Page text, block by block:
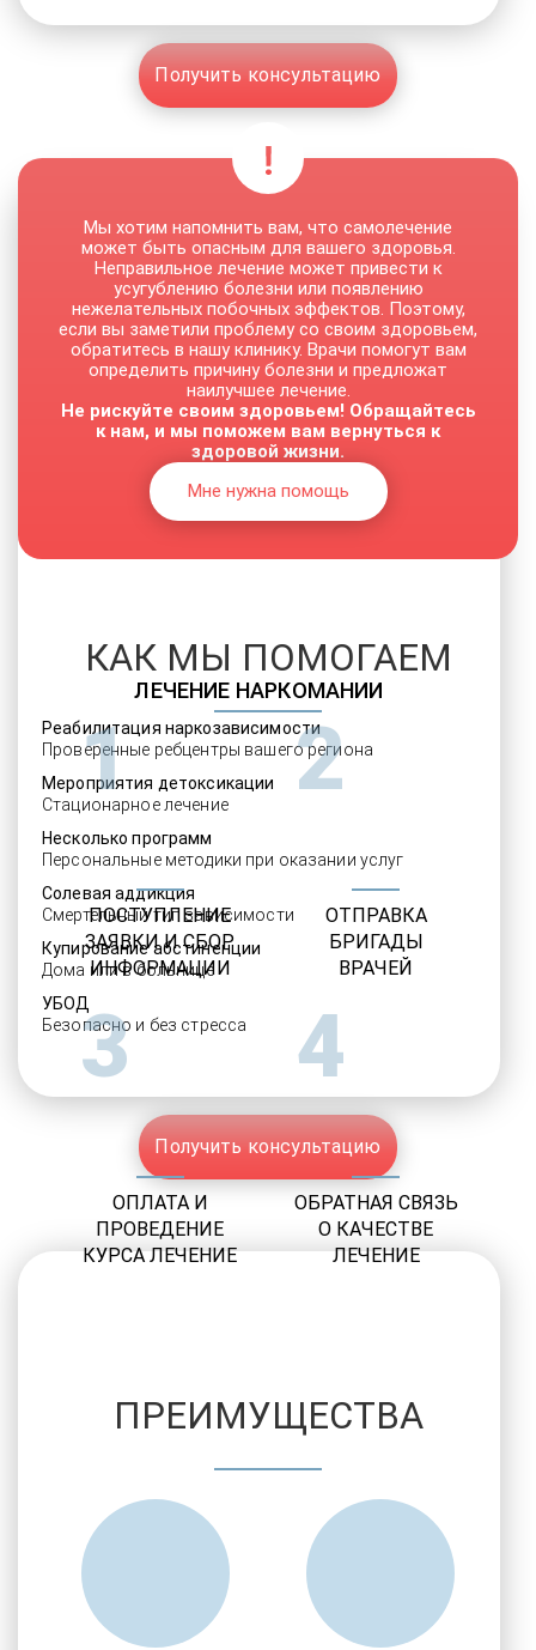
Получить консультацию
ЛЕЧЕНИЕ НАРКОМАНИИ
Реабилитация наркозависимости
Проверенные ребцентры вашего региона
Мероприятия детоксикации
Стационарное лечение
Несколько программ
Персональные методики при оказании услуг
Солевая аддикция
Смертельный тип зависимости
Купирование абстиненции
Дома или в больнице
УБОД
Безопасно и без стресса
Получить консультацию
Мы хотим напомнить вам, что самолечение
может быть опасным для вашего здоровья.
Неправильное лечение может привести к
усугублению болезни или появлению
нежелательных побочных эффектов. Поэтому,
если вы заметили проблему со своим здоровьем,
обратитесь в нашу клинику. Врачи помогут вам
определить причину болезни и предложат
наилучшее лечение.
Не рискуйте своим здоровьем! Обращайтесь
к нам, и мы поможем вам вернуться к
здоровой жизни.
Мне нужна помощь
КАК МЫ ПОМОГАЕМ
1
ПОСТУПЛЕНИЕ
ЗАЯВКИ И СБОР
ИНФОРМАЦИИ
2
ОТПРАВКА
БРИГАДЫ
ВРАЧЕЙ
3
ОПЛАТА И
ПРОВЕДЕНИЕ
КУРСА ЛЕЧЕНИЕ
4
ОБРАТНАЯ СВЯЗЬ
О КАЧЕСТВЕ
ЛЕЧЕНИЕ
ПРЕИМУЩЕСТВА